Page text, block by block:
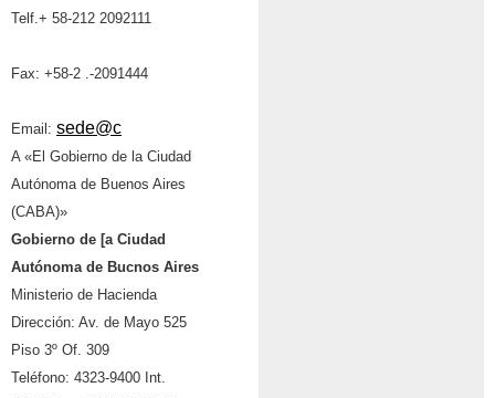
Telf.+ 58-212 2092111
Fax: +58-2 .-2091444
Email: sede@c
A «El Gobierno de la Ciudad
Autónoma de Buenos Aires
(CABA)»
Gobierno de [a Ciudad
Autónoma de Bucnos Aires
Ministerio de Hacienda
Dirección: Av. de Mayo 525
Piso 3º Of. 309
Teléfono: 4323-9400 Int.